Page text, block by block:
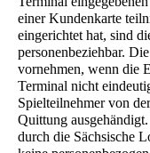
einer Kundenkarte
eingerichtet hat, sind
personenbeziehbar.
vornehmen, wenn die
Terminal nicht
Spielteilnehmer von
Quittung
durch die Sächsische